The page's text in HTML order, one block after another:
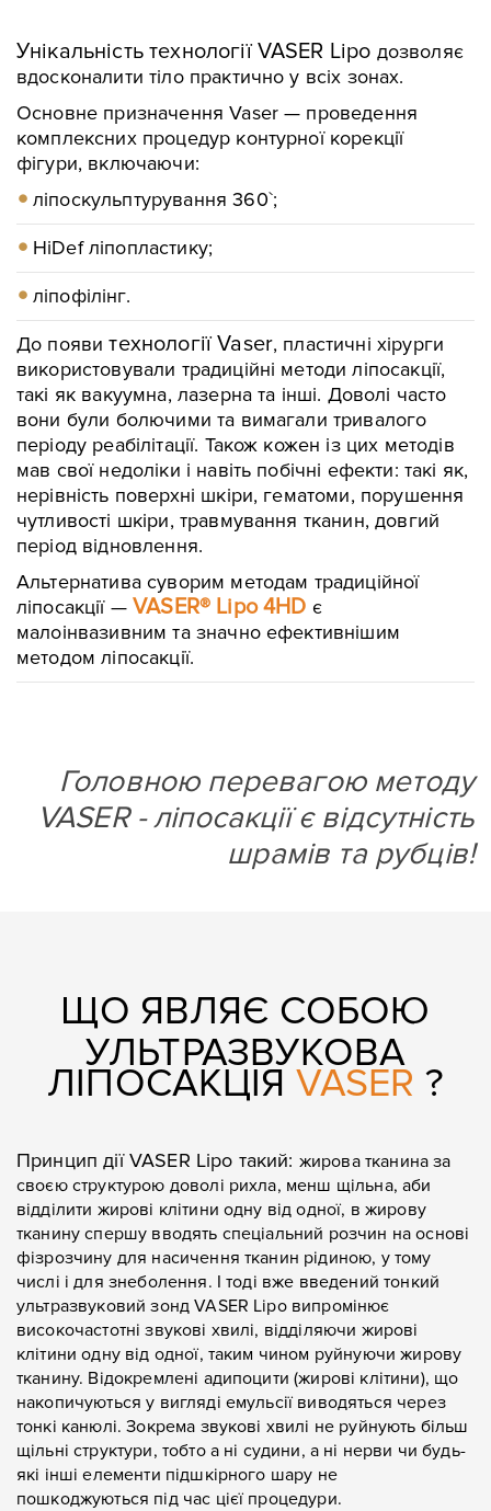
Унікальність технології VASER Lipo дозволяє
вдосконалити тіло практично у всіх зонах.
Основне призначення Vaser — проведення
комплексних процедур контурної корекції
фігури, включаючи:
ліпоскульптурування 360`;
HiDef ліпопластику;
ліпофілінг.
До появи технології Vaser, пластичні хірурги
використовували традиційні методи ліпосакції,
такі як вакуумна, лазерна та інші. Доволі часто
вони були болючими та вимагали тривалого
періоду реабілітації. Також кожен із цих методів
мав свої недоліки і навіть побічні ефекти: такі як,
нерівність поверхні шкіри, гематоми, порушення
чутливості шкіри, травмування тканин, довгий
період відновлення.
Альтернатива суворим методам традиційної
ліпосакції —VASER® Lipo 4HD є
малоінвазивним та значно ефективнішим
методом ліпосакції.
Головною перевагою методу
VASER - ліпосакції є відсутність
шрамів та рубців!
ЩО ЯВЛЯЄ СОБОЮ
УЛЬТРАЗВУКОВА
ЛІПОСАКЦІЯ VASER ?
Принцип дії VASER Lipo такий: жирова тканина за
своєю структурою доволі рихла, менш щільна, аби
відділити жирові клітини одну від одної, в жирову
тканину спершу вводять спеціальний розчин на основі
фізрозчину для насичення тканин рідиною, у тому
числі і для знеболення. І тоді вже введений тонкий
ультразвуковий зонд VASER Lipo випромінює
високочастотні звукові хвилі, відділяючи жирові
клітини одну від одної, таким чином руйнуючи жирову
тканину. Відокремлені адипоцити (жирові клітини), що
накопичуються у вигляді емульсії виводяться через
тонкі канюлі.Зокрема звукові хвилі не руйнують більш
щільні структури, тобто а ні судини, а ні нерви чи будь-
які інші елементи підшкірного шару не
пошкоджуються під час цієї процедури.